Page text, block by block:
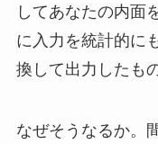
してあなたの内面
に入力を統計的に
換して出力したも
なぜそうなるか。